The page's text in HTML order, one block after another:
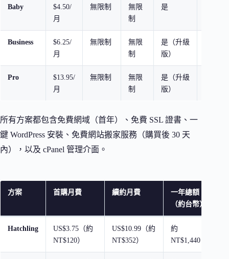
Baby
$4.50/
月
無限制
無限
制
是
Business
$6.25/
月
無限制
無限
制
是（升級
版）
Pro
$13.95/
月
無限制
無限
制
是（升級
版）
所有方案都包含免費網域（首年）、免費 SSL 證書、一
鍵 WordPress 安裝、免費網站搬家服務（購買後 30 天
內），以及 cPanel 管理介面。
方案 首購月費 續約月費
一年總額
（約台幣）
Hatchling
US$3.75（約
NT$120）
US$10.99（約
NT$352）
約
NT$1,440